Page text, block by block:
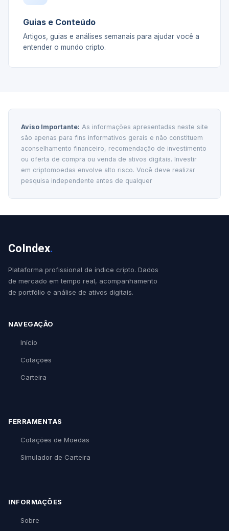
Guias e Conteúdo
Artigos, guias e análises semanais para ajudar você a
entender o mundo cripto.
Aviso Importante: As informações apresentadas neste site
são apenas para fins informativos gerais e não constituem
aconselhamento financeiro, recomendação de investimento
ou oferta de compra ou venda de ativos digitais. Investir
em criptomoedas envolve alto risco. Você deve realizar
pesquisa independente antes de qualquer
CoIndex.
Plataforma profissional de índice cripto. Dados
de mercado em tempo real, acompanhamento
de portfólio e análise de ativos digitais.
NAVEGAÇÃO
Início
Cotações
Carteira
FERRAMENTAS
Cotações de Moedas
Simulador de Carteira
INFORMAÇÕES
Sobre